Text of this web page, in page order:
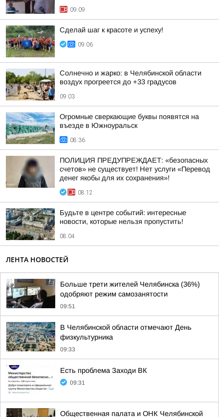
09:09
Сделай шаг к красоте и успеху!
09:06
Солнечно и жарко: в Челябинской области
воздух прогреется до +33 градусов
09:03
Огромные сверкающие буквы появятся на
въезде в Южноуральск
08:36
ПОЛИЦИЯ ПРЕДУПРЕЖДАЕТ: «безопасных
счетов» не существует! Нет услуги «Перевод
денег якобы для их сохранения»!
08:12
Будьте в центре событий: интересные
новости, которые нельзя пропустить!
08:04
ЛЕНТА НОВОСТЕЙ
Больше трети жителей Челябинска (36%)
одобряют режим самозанятости
09:51
В Челябинской области отмечают День
физкультурника
09:33
Есть проблема Заходи ВК
09:31
Общественная палата и ОНК Челябинской